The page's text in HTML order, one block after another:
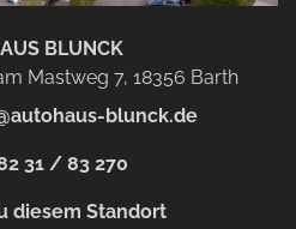
BLUNCK
Mastweg 7, 18356 Barth
blunck.de
31 / 83 270
diesem Standort